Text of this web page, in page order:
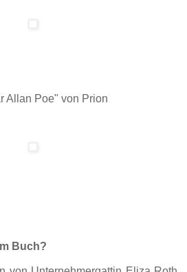
Allan Poe" von Prion
Buch?